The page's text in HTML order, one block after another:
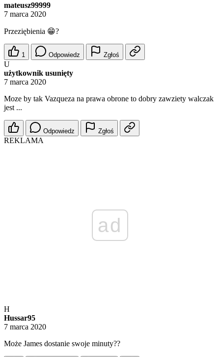
mateusz99999
7 marca 2020
Przeziębienia 😁?
1 Odpowiedz Zgłoś
U
użytkownik usunięty
7 marca 2020
Moze by tak Vazqueza na prawa obrone to dobry zawziety walczak
jest ...
Odpowiedz Zgłoś
REKLAMA
ad
H
Hussar95
7 marca 2020
Może James dostanie swoje minuty??